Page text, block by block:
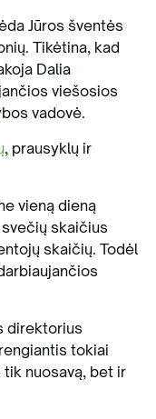
Jūros šventės
Tikėtina, kad
Dalia
viešosios
vadovė.
, prausyklų ir
vieną dieną
skaičius
skaičių. Todėl
direktorius
tokiai
nuosavą, bet ir